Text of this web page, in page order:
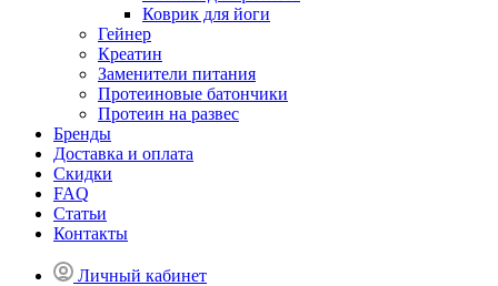
Коврик для йоги
Гейнер
Креатин
Заменители питания
Протеиновые батончики
Протеин на развес
Бренды
Доставка и оплата
Скидки
FAQ
Статьи
Контакты
Личный кабинет